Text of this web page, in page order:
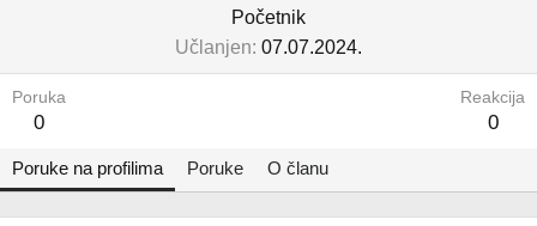
Početnik
Učlanjen 07.07.2024.
Poruka
0
Reakcija
0
Poruke na profilima Poruke O članu